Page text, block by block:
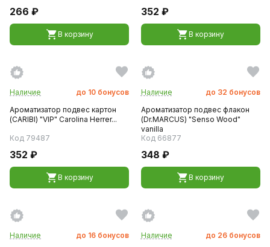
266 ₽
В корзину
352 ₽
В корзину
Наличие до 10 бонусов
Ароматизатор подвес картон
(CARIBI) "VIP" Carolina Herrer...
Код 79487
352 ₽
В корзину
Наличие до 32 бонусов
Ароматизатор подвес флакон
(Dr.MARCUS) "Senso Wood"
vanilla
Код 66877
348 ₽
В корзину
Наличие до 16 бонусов
Наличие до 26 бонусов